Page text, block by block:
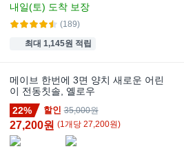
내일(토) 도착 보장
(189)
최대 1,145원 적립
메이브 한번에 3면 양치 새로운 어린
이 전동칫솔, 옐로우
22%
할인 35,000원
27,200원 (1개 당 27,200원)